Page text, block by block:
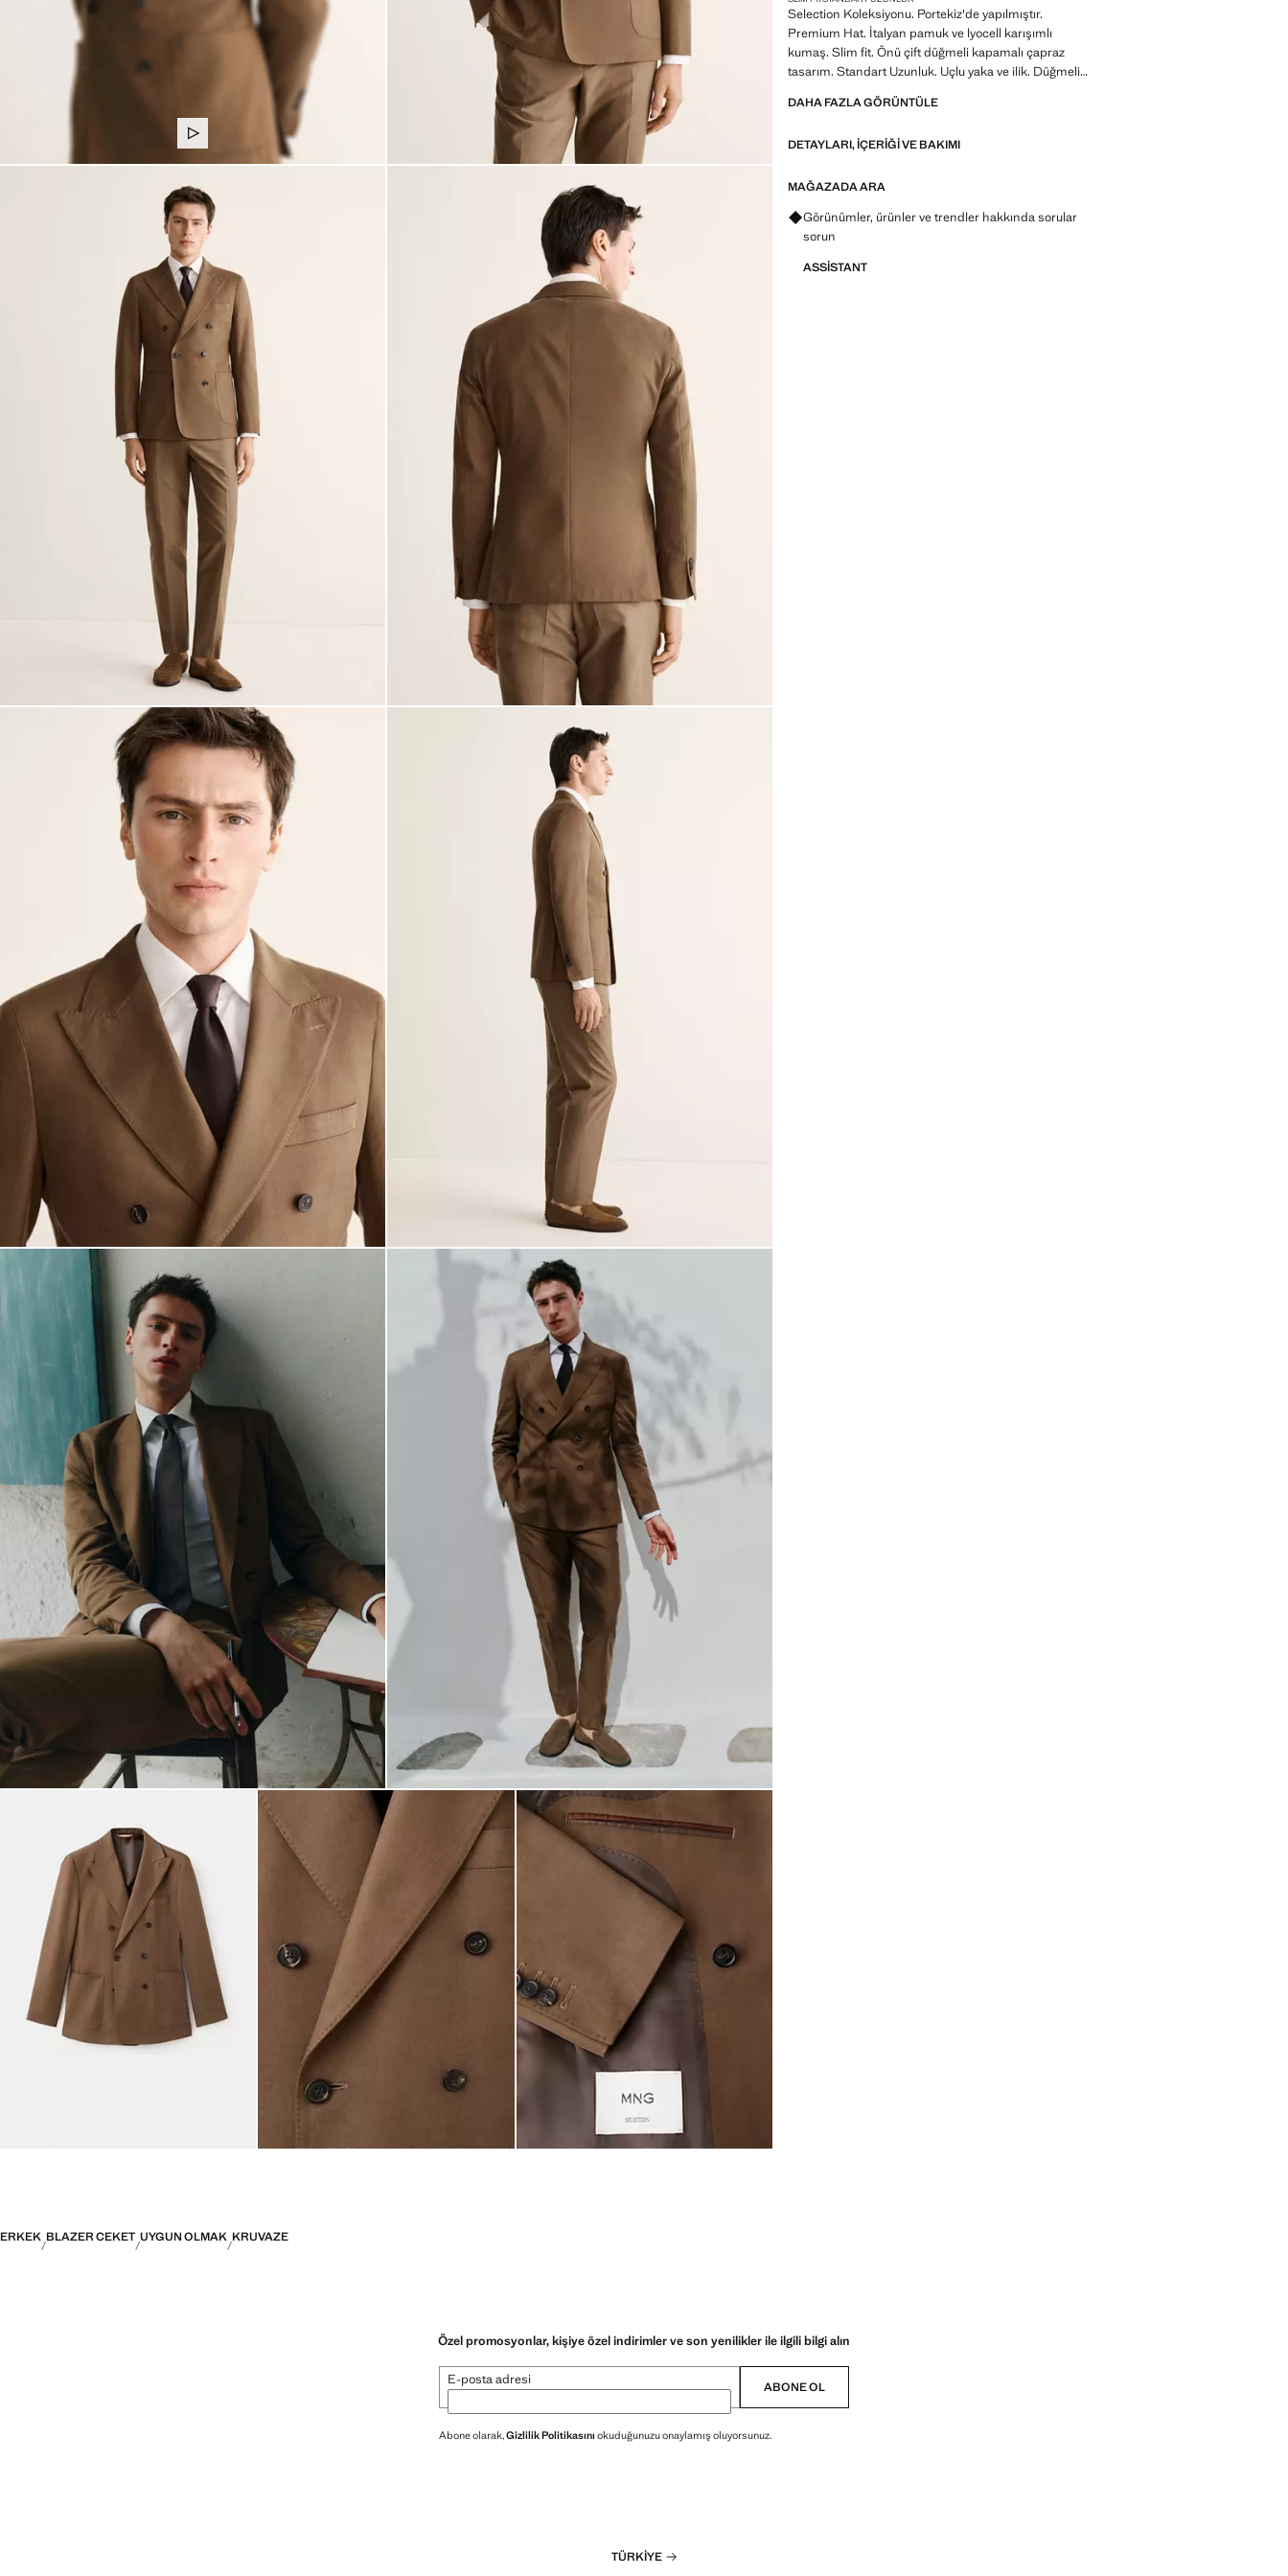
Selection Koleksiyonu. Portekiz'de yapılmıştır.
Premium Hat. İtalyan pamuk ve lyocell karışımlı
kumaş. Slim fit. Önü çift düğmeli kapamalı çapraz
tasarım. Standart Uzunluk. Uçlu yaka ve ilik. Düğmeli
şerit cep. İndirimli ürün
SELECTION: Minimalist çizgilere ve detaylara özen
Zamansız ve şık bir gardırop oluşturmak için yüksek
DAHA FAZLA GÖRÜNTÜLE
DETAYLARI, IÇERIĞI VE BAKIMI
MAĞAZADA ARA
Görünümler, ürünler ve trendler hakkında sorular
sorun
ASSISTANT
ERKEK BLAZER CEKET UYGUN OLMAK KRUVAZE
Özel promosyonlar, kişiye özel indirimler ve son yenilikler ile ilgili bilgi alın
E-posta adresi ABONE OL
Abone olarak,Gizlilik Politikasını okuduğunuzu onaylamış oluyorsunuz.
TÜRKIYE